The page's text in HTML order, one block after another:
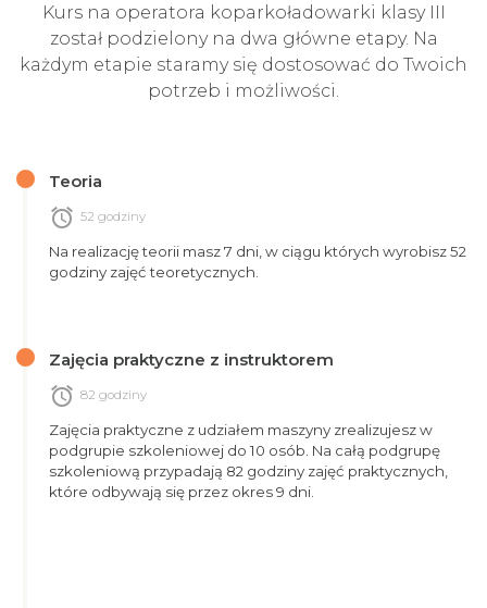
Kurs na operatora koparkoładowarki klasy III
został podzielony na dwa główne etapy. Na
każdym etapie staramy się dostosować do Twoich
potrzeb i możliwości.
Teoria
alarm 52 godziny
Na realizację teorii masz 7 dni, w ciągu których wyrobisz 52
godziny zajęć teoretycznych.
Zajęcia praktyczne z instruktorem
alarm 82 godziny
Zajęcia praktyczne z udziałem maszyny zrealizujesz w
podgrupie szkoleniowej do 10 osób. Na całą podgrupę
szkoleniową przypadają 82 godziny zajęć praktycznych,
które odbywają się przez okres 9 dni.